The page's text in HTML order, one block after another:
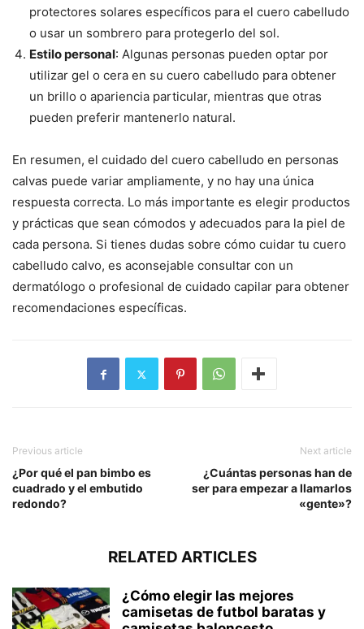
protectores solares específicos para el cuero cabelludo
o usar un sombrero para protegerlo del sol.
Estilo personal: Algunas personas pueden optar por
utilizar gel o cera en su cuero cabelludo para obtener
un brillo o apariencia particular, mientras que otras
pueden preferir mantenerlo natural.
En resumen, el cuidado del cuero cabelludo en personas
calvas puede variar ampliamente, y no hay una única
respuesta correcta. Lo más importante es elegir productos
y prácticas que sean cómodos y adecuados para la piel de
cada persona. Si tienes dudas sobre cómo cuidar tu cuero
cabelludo calvo, es aconsejable consultar con un
dermatólogo o profesional de cuidado capilar para obtener
recomendaciones específicas.
Previous article
¿Por qué el pan bimbo es
cuadrado y el embutido
redondo?
Next article
¿Cuántas personas han de
ser para empezar a llamarlos
«gente»?‎
RELATED ARTICLES
¿Cómo elegir las mejores
camisetas de futbol baratas y